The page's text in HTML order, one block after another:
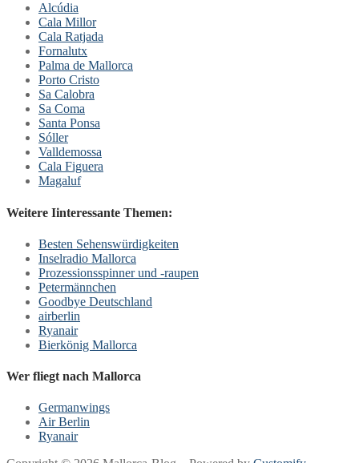
Alcúdia
Cala Millor
Cala Ratjada
Fornalutx
Palma de Mallorca
Porto Cristo
Sa Calobra
Sa Coma
Santa Ponsa
Sóller
Valldemossa
Cala Figuera
Magaluf
Weitere Iinteressante Themen:
Besten Sehenswürdigkeiten
Inselradio Mallorca
Prozessionsspinner und -raupen
Petermännchen
Goodbye Deutschland
airberlin
Ryanair
Bierkönig Mallorca
Wer fliegt nach Mallorca
Germanwings
Air Berlin
Ryanair